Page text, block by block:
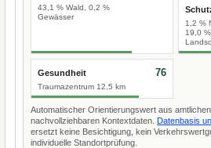
43,1 % Wald, 0,2 %
Gewässer
1,2 %
19,0
Gesundheit
Traumazentrum 12,5 km
76
Automatischer Orientierungswert aus
nachvollziehbaren Kontextdaten. Datenbasis
ersetzt keine Besichtigung, kein
individuelle Standortprüfung.